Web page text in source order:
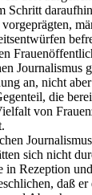
Schritt
Journalismus
an, nicht
die
von
sich nicht
in Rezeption
daß